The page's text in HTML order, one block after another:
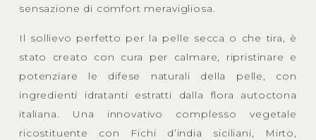
sensazione di comfort meravigliosa.
Il sollievo perfetto per la pelle secca o che tira, è
stato creato con cura per calmare, ripristinare e
potenziare le difese naturali della pelle, con
ingredienti idratanti estratti dalla flora autoctona
italiana. Una innovativo complesso vegetale
ricostituente con Fichi d’india siciliani, Mirto,